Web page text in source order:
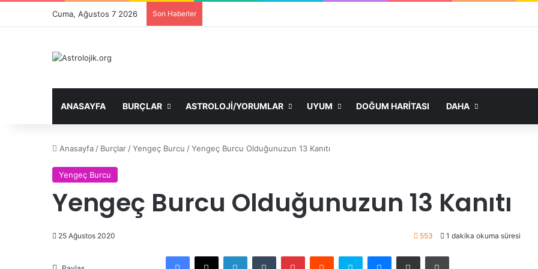
Cuma, Ağustos 7 2026 Son Haberler
ANASAYFA BURÇLAR ASTROLOJI/YORUMLAR UYUM DOĞUM HARITASI DAHA
Anasayfa / Burçlar /Yengeç Burcu /Yengeç Burcu Olduğunuzun 13 Kanıtı
Yengeç Burcu
Yengeç Burcu Olduğunuzun 13 Kanıtı
25 Ağustos 2020 553 1 dakika okuma süresi
Facebook
X LinkedInTumblr PinterestReddit Skype Messenger
E-Posta ile paylaş Yazdır